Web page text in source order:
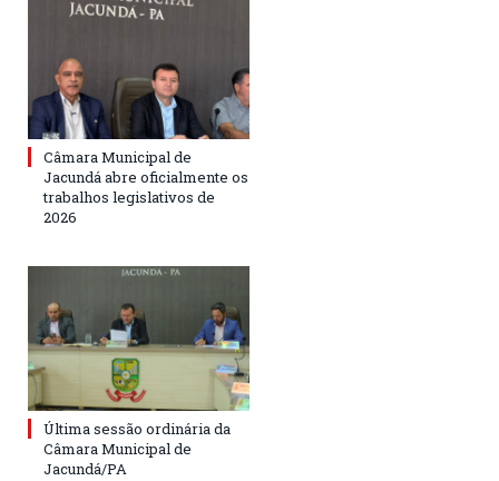
Câmara Municipal de
Jacundá abre oficialmente os
trabalhos legislativos de
2026
Última sessão ordinária da
Câmara Municipal de
Jacundá/PA